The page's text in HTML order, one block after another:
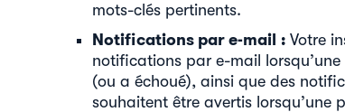
mots-clés pertinents.
Notifications par e-mail : Votre
notifications par e-mail
(ou a échoué), ainsi que des
souhaitent être avertis lorsqu’une